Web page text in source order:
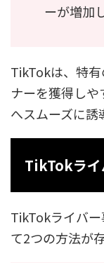
ーが増加
TikTokは、特
ナーを獲得し
へスムーズに誘
TikTokライ
TikTokライバ
て2つの方法が